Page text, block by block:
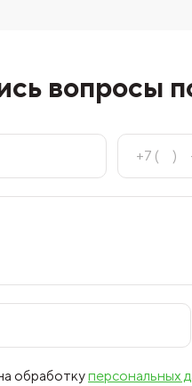
вопросы
обработкуперсональных